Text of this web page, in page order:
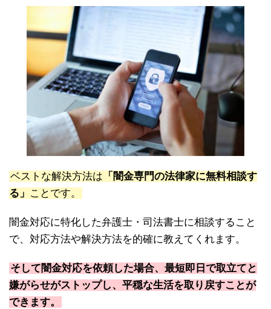
ベストな解決方法は 「闇金専門の法律家に無料相談す
る」 ことです。
闇金対応に特化した弁護士・司法書士に相談すること
で、対応方法や解決方法を的確に教えてくれます。
そして闇金対応を依頼した場合、最短即日で取立てと
嫌がらせがストップし、平穏な生活を取り戻すことが
できます。